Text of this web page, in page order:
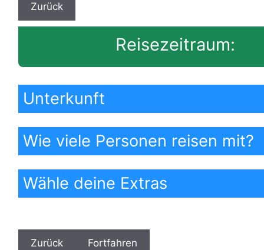
Reisezeitraum:
Unterkunft
Wie viele Personen reisen mit?
Wähle deine Extras